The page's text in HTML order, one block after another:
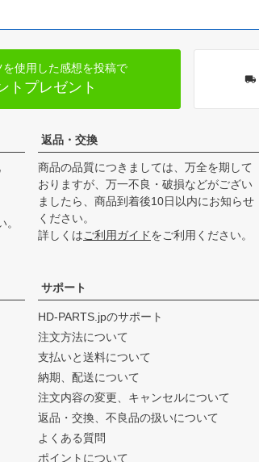
使用した感想を投稿で
トプレゼント
返品・交換
商品の品質につきましては、万全を期して
おりますが、万一不良・破損などがござい
ましたら、商品到着後10日以内にお知らせ
ください。
詳しくはご利用ガイドをご利用ください。
サポート
HD-PARTS.jpのサポート
注文方法について
支払いと送料について
納期、配送について
注文内容の変更、キャンセルについて
返品・交換、不良品の扱いについて
よくある質問
ポイントについて